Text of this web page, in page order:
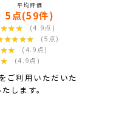
平均評価
5点(59件)
(4.9点)
(5点)
(4.9点)
(4.9点)
ご利用いただいた
します。